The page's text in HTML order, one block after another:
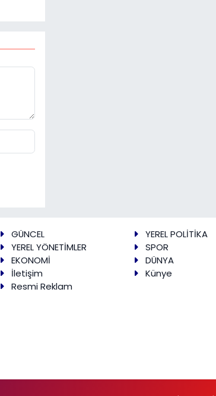
GÜNCEL
YEREL POLİTİKA
YEREL YÖNETİMLER
SPOR
EKONOMİ
DÜNYA
İletişim
Künye
Resmi Reklam